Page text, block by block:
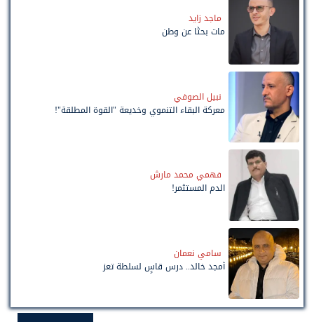
ماجد زايد
مات بحثًا عن وطن
نبيل الصوفي
معركة البقاء التنموي وخديعة "القوة المطلقة"!
فهمي محمد مارش
الدم المستثمر!
سامي نعمان
أمجد خالد.. درس قاسٍ لسلطة تعز